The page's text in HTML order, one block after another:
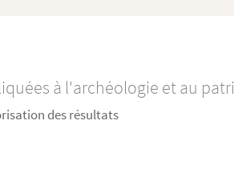
à l'archéologie et au
des résultats